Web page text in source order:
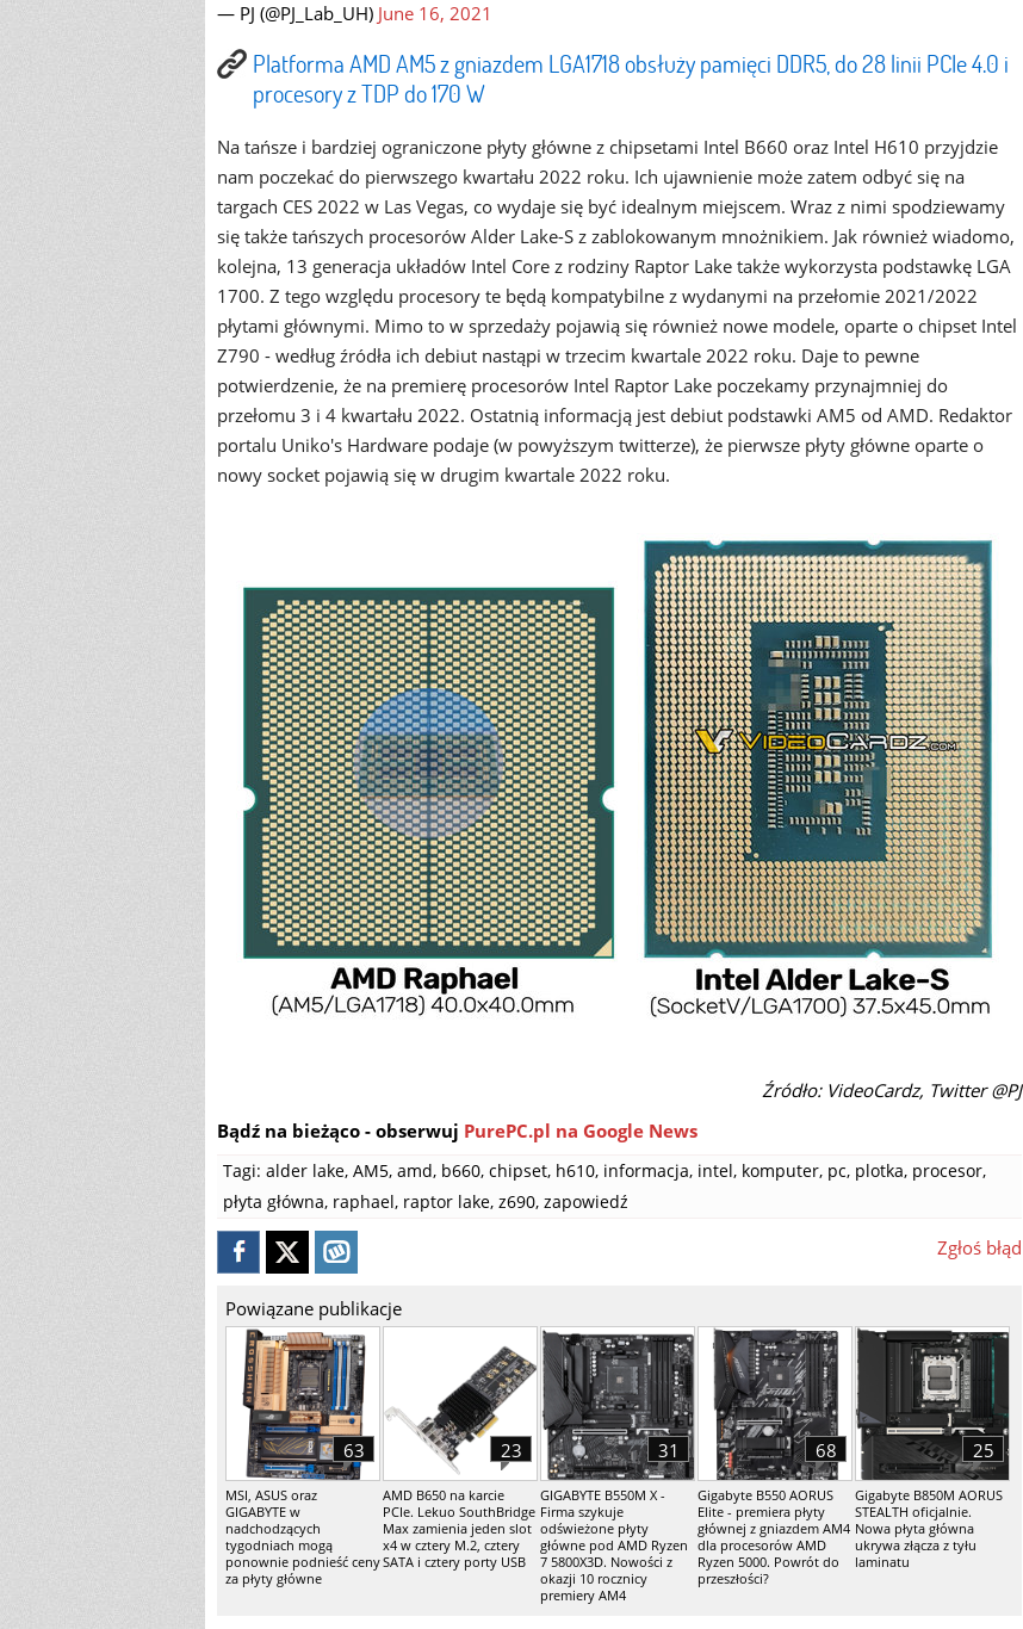
— PJ (@PJ_Lab_UH) June 16, 2021
Platforma AMD AM5 z gniazdem LGA1718 obsłuży pamięci DDR5, do 28 linii PCIe 4.0 i
procesory z TDP do 170 W
Na tańsze i bardziej ograniczone płyty główne z chipsetami Intel B660 oraz Intel H610 przyjdzie
nam poczekać do pierwszego kwartału 2022 roku. Ich ujawnienie może zatem odbyć się na
targach CES 2022 w Las Vegas, co wydaje się być idealnym miejscem. Wraz z nimi spodziewamy
się także tańszych procesorów Alder Lake-S z zablokowanym mnożnikiem. Jak również wiadomo,
kolejna, 13 generacja układów Intel Core z rodziny Raptor Lake także wykorzysta podstawkę LGA
1700. Z tego względu procesory te będą kompatybilne z wydanymi na przełomie 2021/2022
płytami głównymi. Mimo to w sprzedaży pojawią się również nowe modele, oparte o chipset Intel
Z790 - według źródła ich debiut nastąpi w trzecim kwartale 2022 roku. Daje to pewne
potwierdzenie, że na premierę procesorów Intel Raptor Lake poczekamy przynajmniej do
przełomu 3 i 4 kwartału 2022. Ostatnią informacją jest debiut podstawki AM5 od AMD. Redaktor
portalu Uniko's Hardware podaje (w powyższym twitterze), że pierwsze płyty główne oparte o
nowy socket pojawią się w drugim kwartale 2022 roku.
Źródło: VideoCardz, Twitter @PJ
Bądź na bieżąco - obserwuj PurePC.pl na Google News
Tagi: alder lake, AM5, amd, b660, chipset, h610, informacja, intel, komputer, pc, plotka, procesor,
płyta główna, raphael, raptor lake, z690, zapowiedź
Zgłoś błąd
Powiązane publikacje
MSI, ASUS oraz
GIGABYTE w
nadchodzących
tygodniach mogą
ponownie podnieść ceny
za płyty główne
63
AMD B650 na karcie
PCIe. Lekuo SouthBridge
Max zamienia jeden slot
x4 w cztery M.2, cztery
SATA i cztery porty USB
23
GIGABYTE B550M X -
Firma szykuje
odświeżone płyty
główne pod AMD Ryzen
7 5800X3D. Nowości z
okazji 10 rocznicy
premiery AM4
31
Gigabyte B550 AORUS
Elite - premiera płyty
głównej z gniazdem AM4
dla procesorów AMD
Ryzen 5000. Powrót do
przeszłości?
68
Gigabyte B850M AORUS
STEALTH oficjalnie.
Nowa płyta główna
ukrywa złącza z tyłu
laminatu
25